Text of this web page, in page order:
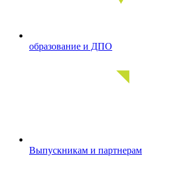
образование и ДПО
Выпускникам и партнерам